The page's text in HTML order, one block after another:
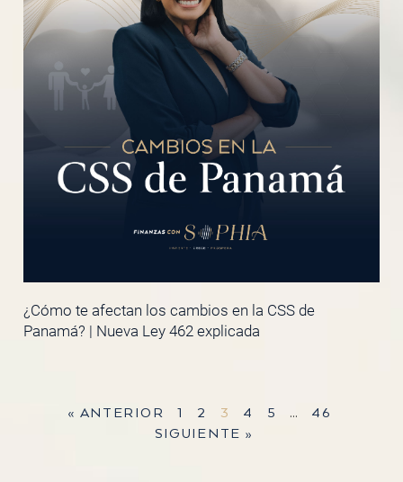
¿Cómo te afectan los cambios en la CSS de
Panamá? | Nueva Ley 462 explicada
« ANTERIOR 1 2 3 4 5 …
46
SIGUIENTE »